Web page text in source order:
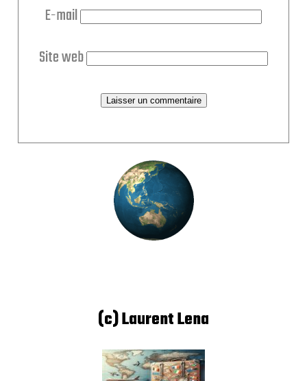
E-mail
Site web
(c) Laurent Lena